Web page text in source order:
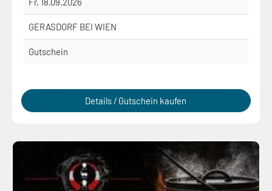
GERASDORF BEI WIEN
Gutschein
Details / Gutschein kaufen